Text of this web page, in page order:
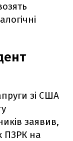
зі США
заявив,
ПЗРК на